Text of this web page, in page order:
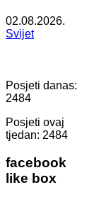
02.08.2026.
Svijet
Posjeti danas:
2484
Posjeti ovaj
tjedan: 2484
facebook
like box